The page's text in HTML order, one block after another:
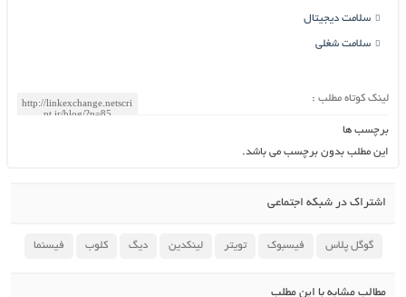
سلامت دیجیتال
سلامت شغلی
لینک کوتاه مطلب :
برچسب ها
این مطلب بدون برچسب می باشد.
اشتراک در شبکه اجتماعی
گوگل پلاس فیسبوک تویتر لینکدین دیگ کلوب فیسنما
مطالب مشابه با این مطلب